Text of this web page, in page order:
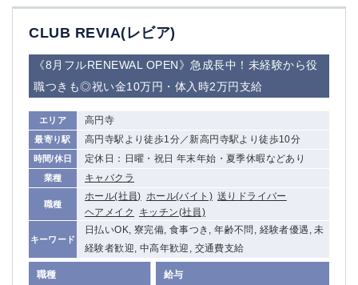
CLUB REVIA(レビア)
《8月フルRENEWAL OPEN》急成長中！未経験から役
職つきも◎祝い金10万円・体入時2万円支給
エリア 高円寺
最寄り駅 高円寺駅より徒歩1分／新高円寺駅より徒歩10分
時間/休日 定休日：日曜・祝日 年末年始・夏季休暇などあり
業種 キャバクラ
職種
ホール(社員) ホール(バイト) 送りドライバー
ヘアメイク
キッチン(社員)
キーワード
日払いOK, 寮完備, 食事つき, 年齢不問, 経験者優遇, 未
経験者歓迎, 中高年歓迎, 交通費支給
職種 給与
蒲田
北千住
①六本木 ②西麻布
大山
赤羽
品川
蒲田東口
立川（南口）
新宿
浜松町
西葛西
中野
中目黒
ひばりヶ丘（北口）
学芸大学
吉祥寺（南口／公園口） 小作・羽村・福生エリア
自由が丘
吉祥寺（北口／東口）
四谷
錦糸町南口